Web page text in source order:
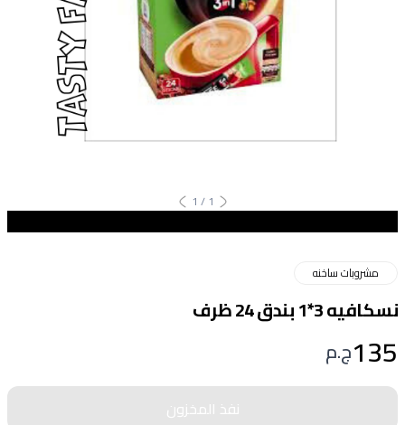
1
/
1
مشروبات ساخنه
نسكافيه 3*1 بندق 24 ظرف
135ج.م
نفذ المخزون